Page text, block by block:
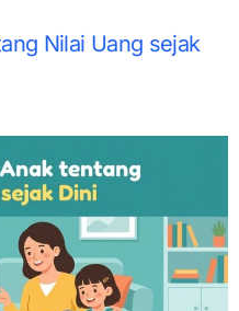
Nilai Uang sejak